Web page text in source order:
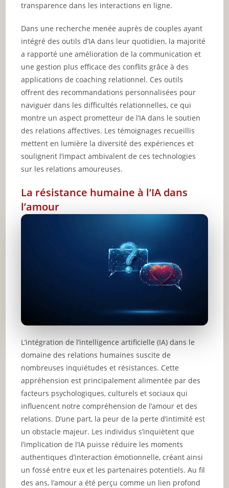
transparence dans les interactions en ligne.
Dans une recherche menée auprès de couples ayant
intégré des outils d’IA dans leur quotidien, la majorité
a rapporté une amélioration de la communication et
une gestion plus efficace des conflits grâce à des
applications de coaching relationnel. Ces outils
offrent des recommandations personnalisées pour
naviguer dans les difficultés relationnelles, ce qui
montre un aspect prometteur de l’IA dans le soutien
des relations affectives. Les témoignages recueillis
mettent en lumière la diversité des expériences et
soulignent l’impact ambivalent de ces technologies
sur les relations amoureuses.
La résistance humaine à l’IA dans
l’amour
L’intégration de l’intelligence artificielle (IA) dans le
domaine des relations humaines suscite de
nombreuses inquiétudes et résistances. Cette
appréhension est principalement alimentée par des
facteurs psychologiques, culturels et sociaux qui
influencent notre compréhension de l’amour et des
relations. D’une part, la peur de la perte d’intimité est
un obstacle majeur. Les individus s’inquiètent que
l’implication de l’IA puisse réduire les moments
authentiques d’interaction émotionnelle, créant ainsi
un fossé entre eux et les partenaires potentiels. Au fil
des ans, l’amour a été perçu comme un lien profond